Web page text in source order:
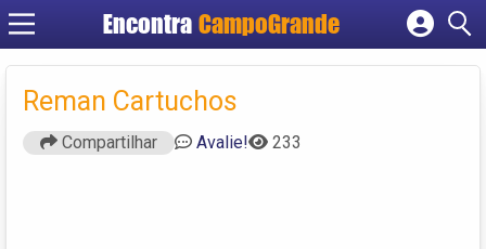
Encontra CampoGrande
Cadastrar empresa
Criar conta
Reman Cartuchos
Compartilhar Avalie! 233